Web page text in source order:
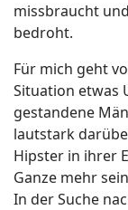
missbraucht
bedroht.
Für mich geht
Situation etwas
gestandene
lautstark
Hipster in ihrer
Ganze mehr
In der Suche